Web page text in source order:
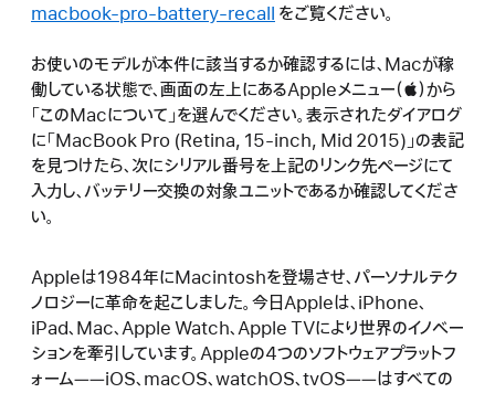
macbook-pro-battery-recall をご覧ください。
お使いのモデルが本件に該当するか確認するには、Macが稼
働している状態で、画面の左上にあるAppleメニュー（）から
「このMacについて」を選んでください。表示されたダイアログ
に「MacBook Pro (Retina, 15-inch, Mid 2015)」の表記
を見つけたら、次にシリアル番号を上記のリンク先ページにて
入力し、バッテリー交換の対象ユニットであるか確認してくださ
い。
Appleは1984年にMacintoshを登場させ、パーソナルテク
ノロジーに革命を起こしました。今日Appleは、iPhone、
iPad、Mac、Apple Watch、Apple TVにより世界のイノベー
ションを牽引しています。Appleの4つのソフトウェアプラットフ
ォーム――iOS、macOS、watchOS、tvOS――はすべての